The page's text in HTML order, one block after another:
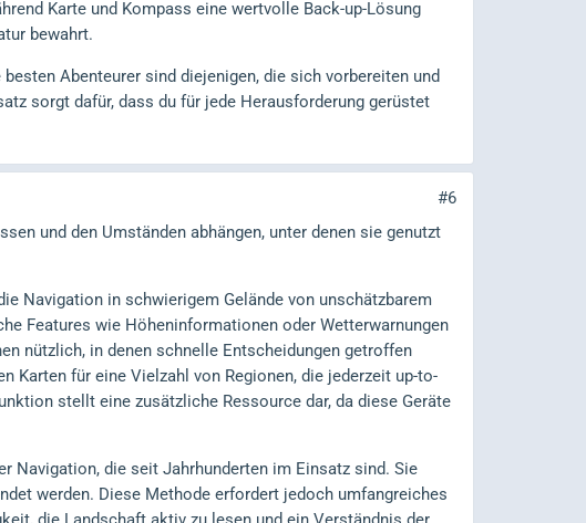
Karte und Kompass eine wertvolle Back-up-Lösung
bewahrt.
Abenteurer sind diejenigen, die sich vorbereiten und
sorgt dafür, dass du für jede Herausforderung gerüstet
#6
und den Umständen abhängen, unter denen sie genutzt
Navigation in schwierigem Gelände von unschätzbarem
Features wie Höheninformationen oder Wetterwarnungen
nützlich, in denen schnelle Entscheidungen getroffen
Karten für eine Vielzahl von Regionen, die jederzeit up-to-
stellt eine zusätzliche Ressource dar, da diese Geräte
Navigation, die seit Jahrhunderten im Einsatz sind. Sie
werden. Diese Methode erfordert jedoch umfangreiches